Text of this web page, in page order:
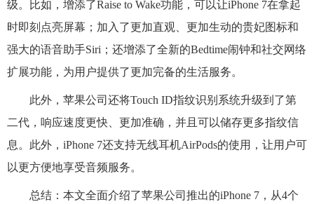
级。比如，增添了Raise to Wake功能，可以让iPhone 7在拿起
时即刻点亮屏幕；加入了更加直观、更加生动的贵妃图标和
强大的语音助手Siri；还增添了全新的Bedtime闹钟和社交网络
扩展功能，为用户提供了更加完备的生活服务。
此外，苹果公司还将Touch ID指纹识别系统升级到了第
二代，响应速度更快、更加准确，并且可以储存更多指纹信
息。此外，iPhone 7还支持无线耳机AirPods的使用，让用户可
以更方便地享受音频服务。
总结：本文全面介绍了苹果公司推出的iPhone 7，从4个